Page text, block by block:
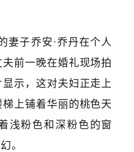
妻子乔安·乔丹在个人
前一晚在婚礼现场拍
示，这对夫妇正走上
上铺着华丽的桃色天
浅粉色和深粉色的窗
。